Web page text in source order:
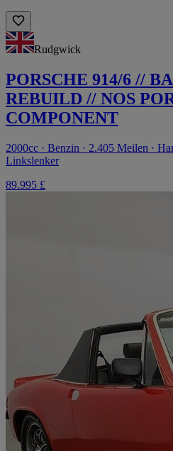
Rudgwick
PORSCHE 914/6 //
REBUILD // NOS
COMPONENT
2000cc · Benzin · 2.405 Meilen ·
Linkslenker
89.995 £